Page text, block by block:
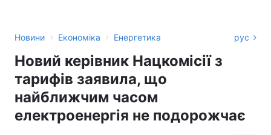
Новини › Економіка › Енергетика рус
Новий керівник Нацкомісії з
тарифів заявила, що
найближчим часом
електроенергія не подорожчає